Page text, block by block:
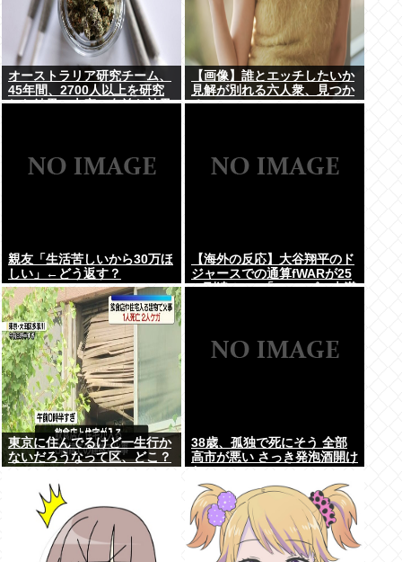
オーストラリア研究チーム、
45年間、2700人以上を研究
した結果。大麻に有益な効果
【画像】誰とエッチしたいか
見解が別れる六人衆、見つか
るwww
親友「生活苦しいから30万ほ
しい」←どう返す？
【海外の反応】大谷翔平のド
ジャースでの通算fWARが25
に到達！ → 「3シーズン未満
なるのか楽しみ」
東京に住んでるけど一生行か
ないだろうなって区、どこ？
38歳、孤独で死にそう 全部
高市が悪い さっき発泡酒開け